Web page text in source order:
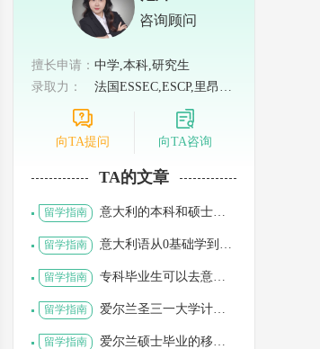
咨询顾问
擅长申请： 中学,本科,研究生
录取力：
法国ESSEC,ESCP,里昂商
向TA提问 向TA咨询
TA的文章
留学指南
意大利的本科和硕士留
留学指南
意大利语从0基础学到B2
留学指南
专科毕业生可以去意大
留学指南
爱尔兰圣三一大学计算
留学指南
爱尔兰硕士毕业的移民